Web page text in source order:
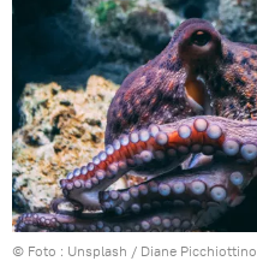
© Foto : Unsplash / Diane Picchiottino